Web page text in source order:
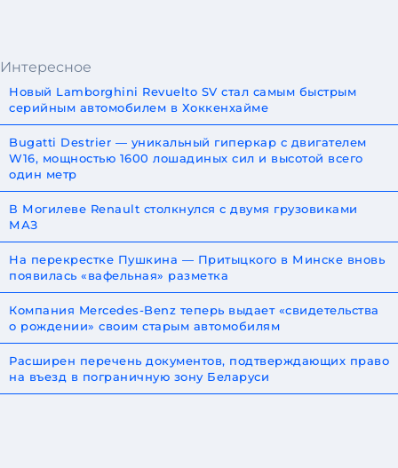
Интересное
Новый Lamborghini Revuelto SV стал самым быстрым
серийным автомобилем в Хоккенхайме
Bugatti Destrier — уникальный гиперкар с двигателем
W16, мощностью 1600 лошадиных сил и высотой всего
один метр
В Могилеве Renault столкнулся с двумя грузовиками
МАЗ
На перекрестке Пушкина — Притыцкого в Минске вновь
появилась «вафельная» разметка
Компания Mercedes-Benz теперь выдает «свидетельства
о рождении» своим старым автомобилям
Расширен перечень документов, подтверждающих право
на въезд в пограничную зону Беларуси